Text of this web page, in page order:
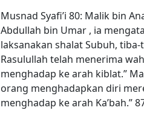
Musnad Syafi’i 80: Malik bin
Abdullah bin Umar , ia
laksanakan shalat Subuh,
Rasulullah telah menerima
menghadap ke arah kiblat.”
orang menghadapkan diri
menghadap ke arah Ka’bah.”